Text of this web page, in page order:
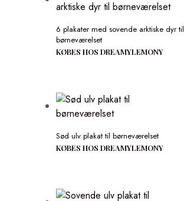
6 plakater med sovende arktiske dyr til
børneværelset
KØBES HOS DREAMYLEMONY
Sød ulv plakat til børneværelset
KØBES HOS DREAMYLEMONY